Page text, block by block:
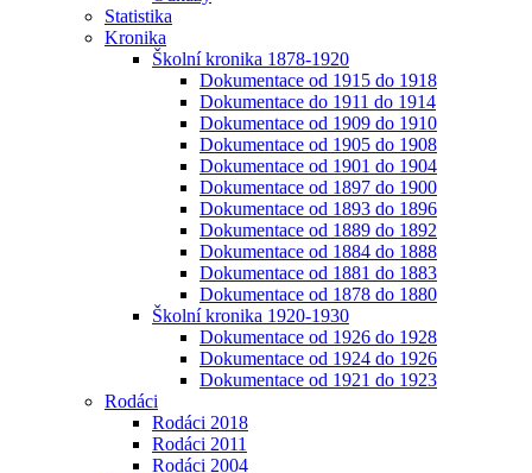
Statistika
Kronika
Školní kronika 1878-1920
Dokumentace od 1915 do 1918
Dokumentace do 1911 do 1914
Dokumentace od 1909 do 1910
Dokumentace od 1905 do 1908
Dokumentace od 1901 do 1904
Dokumentace od 1897 do 1900
Dokumentace od 1893 do 1896
Dokumentace od 1889 do 1892
Dokumentace od 1884 do 1888
Dokumentace od 1881 do 1883
Dokumentace od 1878 do 1880
Školní kronika 1920-1930
Dokumentace od 1926 do 1928
Dokumentace od 1924 do 1926
Dokumentace od 1921 do 1923
Rodáci
Rodáci 2018
Rodáci 2011
Rodáci 2004